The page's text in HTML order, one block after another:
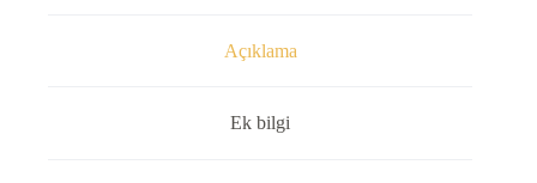
Açıklama
Ek bilgi